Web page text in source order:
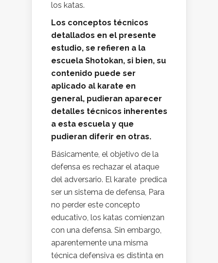
los katas.
Los conceptos técnicos
detallados en el presente
estudio, se refieren a la
escuela Shotokan, si bien, su
contenido puede ser
aplicado al karate en
general, pudieran aparecer
detalles técnicos inherentes
a esta escuela y que
pudieran diferir en otras.
Básicamente, el objetivo de la
defensa es rechazar el ataque
del adversario. El karate predica
ser un sistema de defensa, Para
no perder este concepto
educativo, los katas comienzan
con una defensa. Sin embargo,
aparentemente una misma
técnica defensiva es distinta en